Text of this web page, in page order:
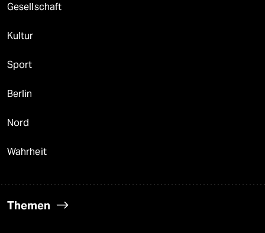
Gesellschaft
Kultur
Sport
Berlin
Nord
Wahrheit
Themen